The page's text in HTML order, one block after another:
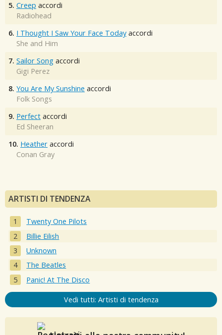
5. Creep accordi
Radiohead
6. I Thought I Saw Your Face Today accordi
She and Him
7. Sailor Song accordi
Gigi Perez
8. You Are My Sunshine accordi
Folk Songs
9. Perfect accordi
Ed Sheeran
10. Heather accordi
Conan Gray
ARTISTI DI TENDENZA
Twenty One Pilots
Billie Eilish
Unknown
The Beatles
Panic! At The Disco
Vedi tutti: Artisti di tendenza